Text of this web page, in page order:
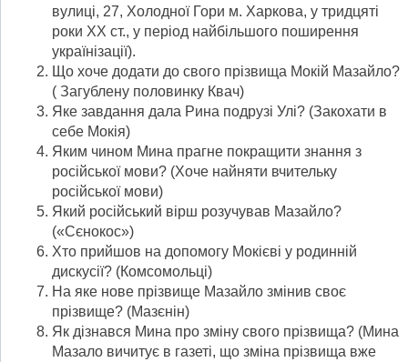
вулиці, 27, Холодної Гори м. Харкова, у тридцяті
роки XX ст., у період найбільшого поширення
українізації).
Що хоче додати до свого прізвища Мокій Мазайло?
( Загублену половинку Квач)
Яке завдання дала Рина подрузі Улі? (Закохати в
себе Мокія)
Яким чином Мина прагне покращити знання з
російської мови? (Хоче найняти вчительку
російської мови)
Який російський вірш розучував Мазайло?
(«Сєнокос»)
Хто прийшов на допомогу Мокієві у родинній
дискусії? (Комсомольці)
На яке нове прізвище Мазайло змінив своє
прізвище? (Мазєнін)
Як дізнався Мина про зміну свого прізвища? (Мина
Мазало вичитує в газеті, що зміна прізвища вже